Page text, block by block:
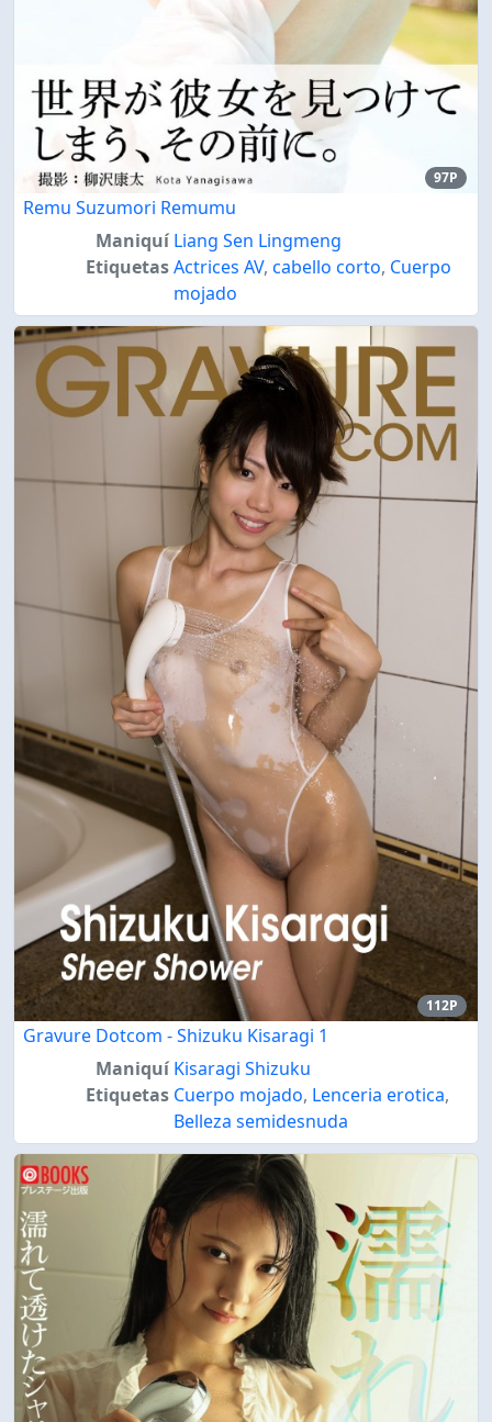
97P
Remu Suzumori Remumu
Maniquí Liang Sen Lingmeng
EtiquetasActrices AV, cabello corto, Cuerpo
mojado
112P
Gravure Dotcom - Shizuku Kisaragi 1
Maniquí Kisaragi Shizuku
Etiquetas Cuerpo mojado, Lenceria erotica,
Belleza semidesnuda